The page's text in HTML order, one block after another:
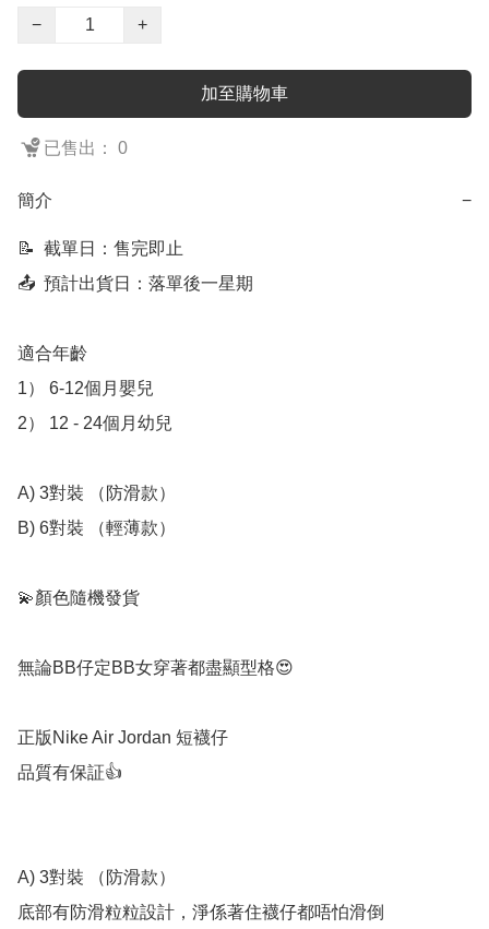
−
+
加至購物車
已售出： 0
簡介 −
📝  截單日：售完即止
📤  預計出貨日：落單後一星期
適合年齡
1） 6-12個月嬰兒
2） 12 - 24個月幼兒
A) 3對裝 （防滑款）
B) 6對裝 （輕薄款）
💫顏色隨機發貨
無論BB仔定BB女穿著都盡顯型格😍
正版Nike Air Jordan 短襪仔
品質有保証👍
A) 3對裝 （防滑款）
底部有防滑粒粒設計，淨係著住襪仔都唔怕滑倒